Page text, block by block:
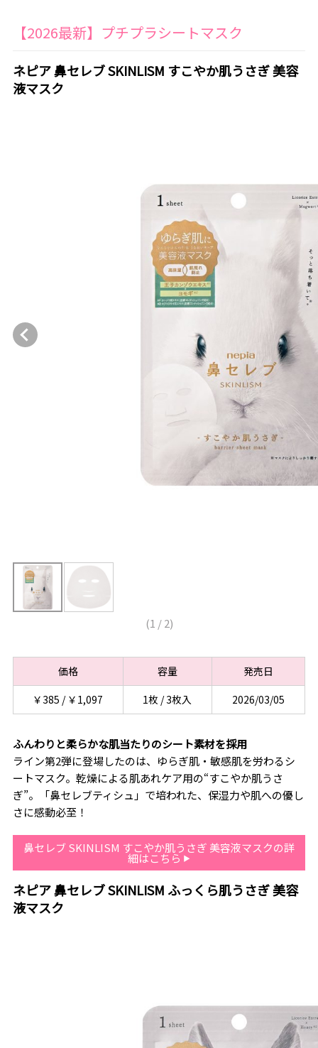
【2026最新】プチプラシートマスク
ネピア 鼻セレブ SKINLISM すこやか肌うさぎ 美容
液マスク
(1 /2)
価格 容量
発売日
￥385 / ￥1,097
1枚 / 3枚入 2026/03/05
ふんわりと柔らかな肌当たりのシート素材を採用
ライン第2弾に登場したのは、ゆらぎ肌・敏感肌を労わるシ
ートマスク。乾燥による肌あれケア用の“すこやか肌うさ
ぎ”。「鼻セレブティシュ」で培われた、保湿力や肌への優し
さに感動必至！
鼻セレブ SKINLISM すこやか肌うさぎ 美容液マスクの詳
細はこちら
ネピア 鼻セレブ SKINLISM ふっくら肌うさぎ 美容
液マスク